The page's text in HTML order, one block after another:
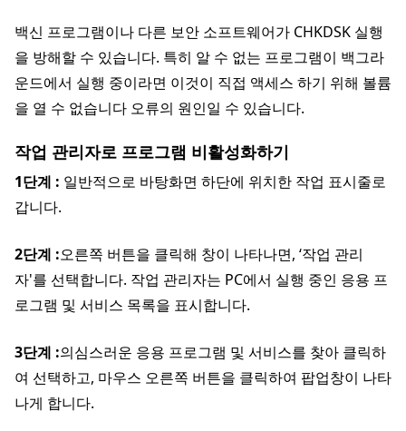
백신 프로그램이나 다른 보안 소프트웨어가 CHKDSK 실행
을 방해할 수 있습니다. 특히 알 수 없는 프로그램이 백그라
운드에서 실행 중이라면 이것이 직접 액세스 하기 위해 볼륨
을 열 수 없습니다 오류의 원인일 수 있습니다.
작업 관리자로 프로그램 비활성화하기
1단계 : 일반적으로 바탕화면 하단에 위치한 작업 표시줄로
갑니다.
2단계 :오른쪽 버튼을 클릭해 창이 나타나면, ‘작업 관리
자'를 선택합니다. 작업 관리자는 PC에서 실행 중인 응용 프
로그램 및 서비스 목록을 표시합니다.
3단계 :의심스러운 응용 프로그램 및 서비스를 찾아 클릭하
여 선택하고, 마우스 오른쪽 버튼을 클릭하여 팝업창이 나타
나게 합니다.